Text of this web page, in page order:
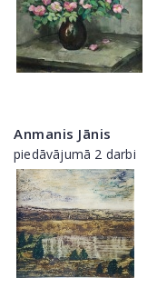
Anmanis Jānis
piedāvājumā 2 darbi